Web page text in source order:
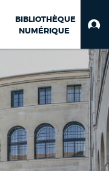
BIBLIOTHÈQUE
NUMÉRIQUE